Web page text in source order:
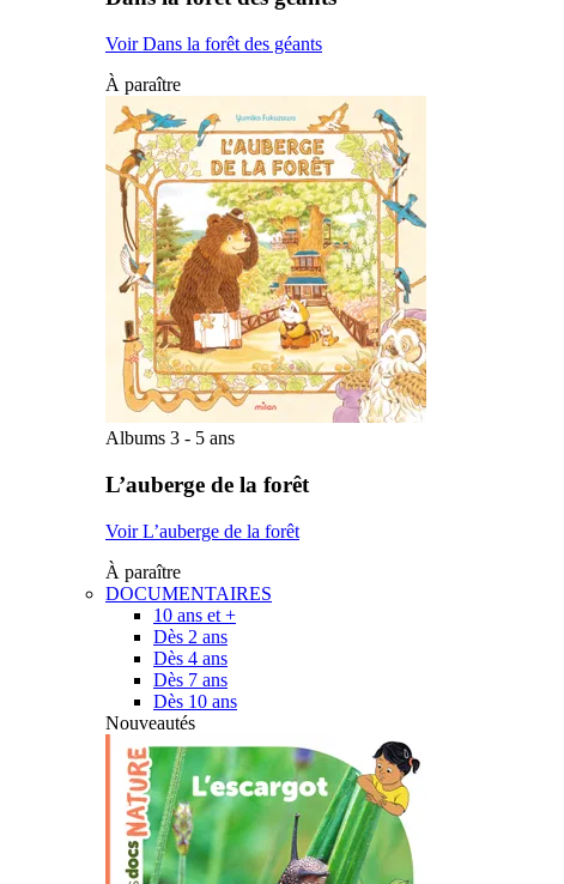
Voir Dans la forêt des géants
À paraître
Albums 3 - 5 ans
L’auberge de la forêt
Voir L’auberge de la forêt
À paraître
DOCUMENTAIRES
10 ans et +
Dès 2 ans
Dès 4 ans
Dès 7 ans
Dès 10 ans
Nouveautés